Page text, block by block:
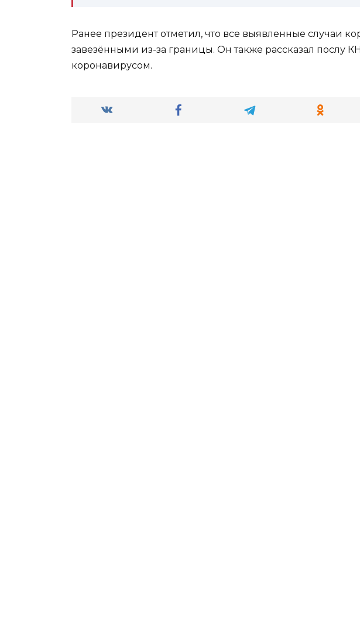
Ранее президент отметил, что все выявленные случаи
завезёнными из-за границы. Он также рассказал послу
коронавирусом.